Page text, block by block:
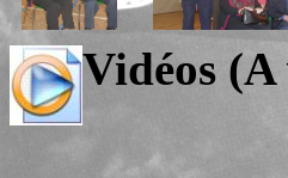
Vidéos